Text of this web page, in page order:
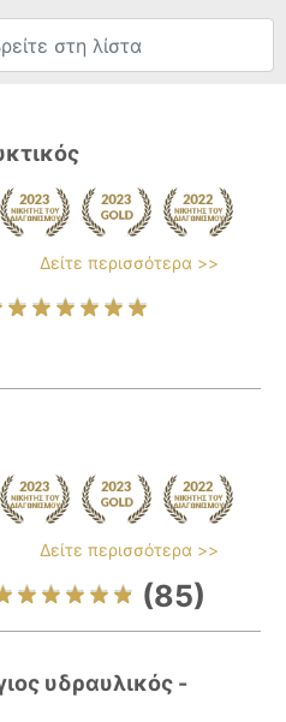
Δείτε περισσότερα >>
Δείτε περισσότερα >>
(85)
υδραυλικός -